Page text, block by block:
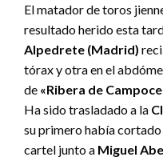
El matador de toros
resultado herido esta
Alpedrete (Madrid)
tórax y otra en el
de «Ribera de
Ha sido trasladado a la
su primero había
cartel junto a Miguel